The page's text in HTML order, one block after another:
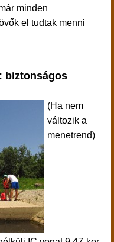
minden
el tudtak menni
biztonságos
(Ha nem
változik a
menetrend)